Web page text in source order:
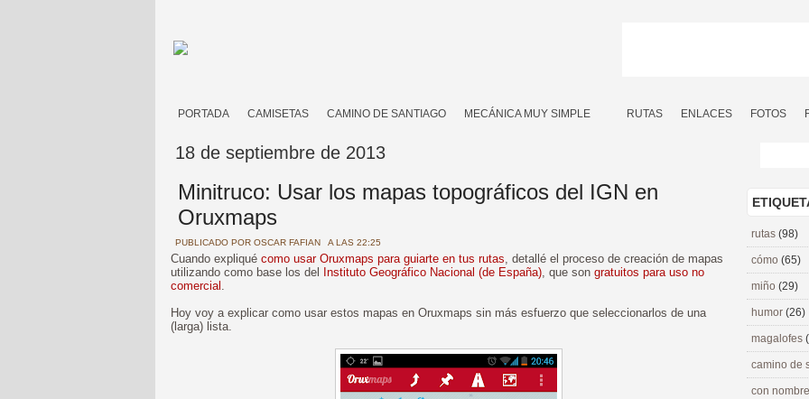
PORTADA CAMISETAS CAMINO DE SANTIAGO MECÁNICA MUY SIMPLE RUTAS ENLACES FOTOS
18 de septiembre de 2013
Minitruco: Usar los mapas topográficos del IGN en
Oruxmaps
PUBLICADO POR OSCAR FAFIAN A LAS 22:25
Cuando expliqué como usar Oruxmaps para guiarte en tus rutas, detallé el proceso de creación de mapas
utilizando como base los del
Instituto Geográfico Nacional (de España), que son gratuitos para uso no
comercial .
Hoy voy a explicar como usar estos mapas en Oruxmaps sin más esfuerzo que seleccionarlos de una
(larga) lista.
rutas (98)
cómo (65)
miño (29)
humor (26)
magalofes
camino de
con